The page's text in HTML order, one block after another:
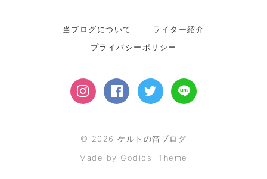
当ブログについて
ライター紹介
プライバシーポリシー
© 2026 ケルトの笛ブログ
Made by Godios. Theme